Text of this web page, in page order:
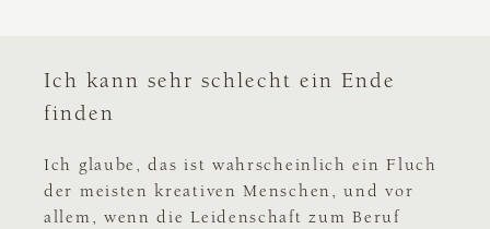
Ich kann sehr schlecht ein Ende
finden
Ich glaube, das ist wahrscheinlich ein Fluch
der meisten kreativen Menschen, und vor
allem, wenn die Leidenschaft zum Beruf